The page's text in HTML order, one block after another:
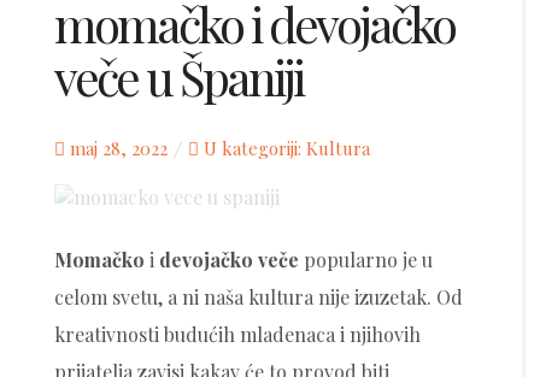
momačko i devojačko
veče u Španiji
Posted
maj 28, 2022 U kategoriji: Kultura
Momačko i devojačko veče popularno je u
celom svetu, a ni naša kultura nije izuzetak. Od
kreativnosti budućih mladenaca i njihovih
prijatelja zavisi kakav će to provod biti.